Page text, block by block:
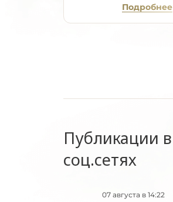
Подробнее
Публикации в
соц.сетях
07 августа в 14:22